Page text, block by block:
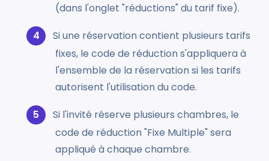
(dans l'onglet "réductions" du tarif fixe).
Si une réservation contient plusieurs tarifs
fixes, le code de réduction s'appliquera à
l'ensemble de la réservation si les tarifs
autorisent l'utilisation du code.
Si l'invité réserve plusieurs chambres, le
code de réduction "Fixe Multiple" sera
appliqué à chaque chambre.